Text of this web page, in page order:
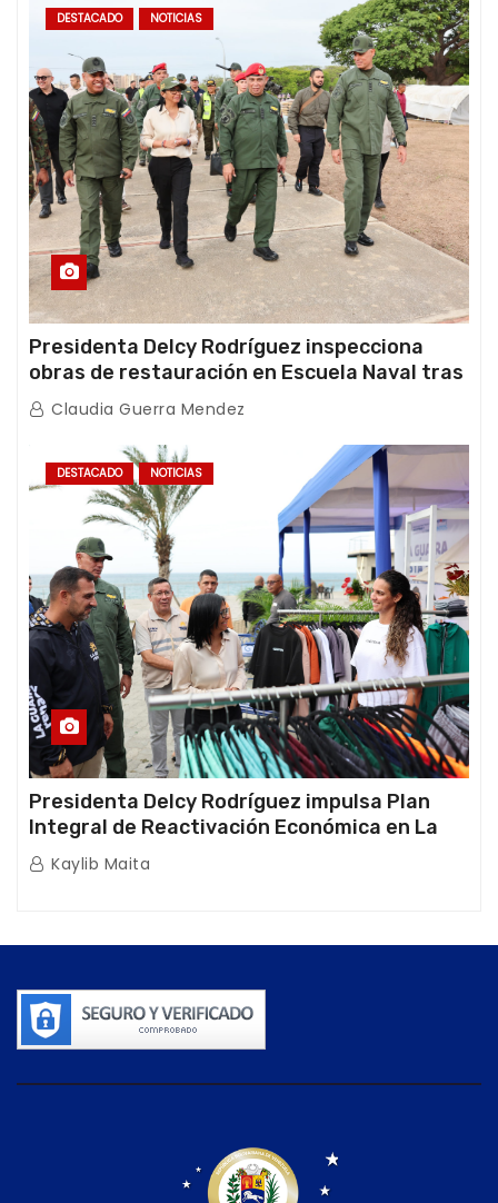
DESTACADO NOTICIAS
Presidenta Delcy Rodríguez inspecciona
obras de restauración en Escuela Naval tras
afectaciones sísmicas en La Guaira
Claudia Guerra Mendez
DESTACADO NOTICIAS
Presidenta Delcy Rodríguez impulsa Plan
Integral de Reactivación Económica en La
Guaira
Kaylib Maita